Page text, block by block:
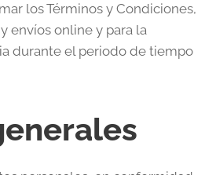
los Términos y Condiciones,
envíos online y para la
durante el periodo de tiempo